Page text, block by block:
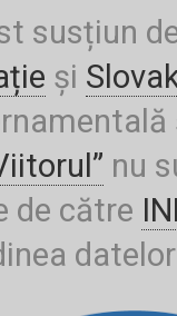
susțiun
și
nu
de către